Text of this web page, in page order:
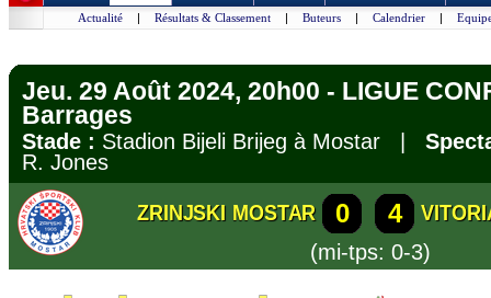
Actualité | Résultats & Classement | Buteurs | Calendrier |
Jeu. 29 Août 2024, 20h00 - LIGUE
Barrages
Stade : Stadion Bijeli Brijeg à Mostar |
R. Jones
ZRINJSKI MOSTAR 0 4
(mi-tps: 0-3)